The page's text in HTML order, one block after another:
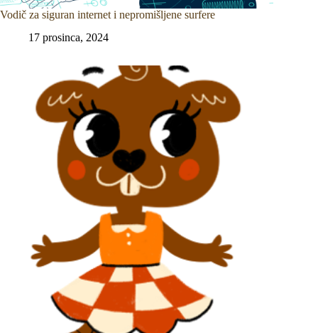
Vodič za siguran internet i nepromišljene surfere
17 prosinca, 2024